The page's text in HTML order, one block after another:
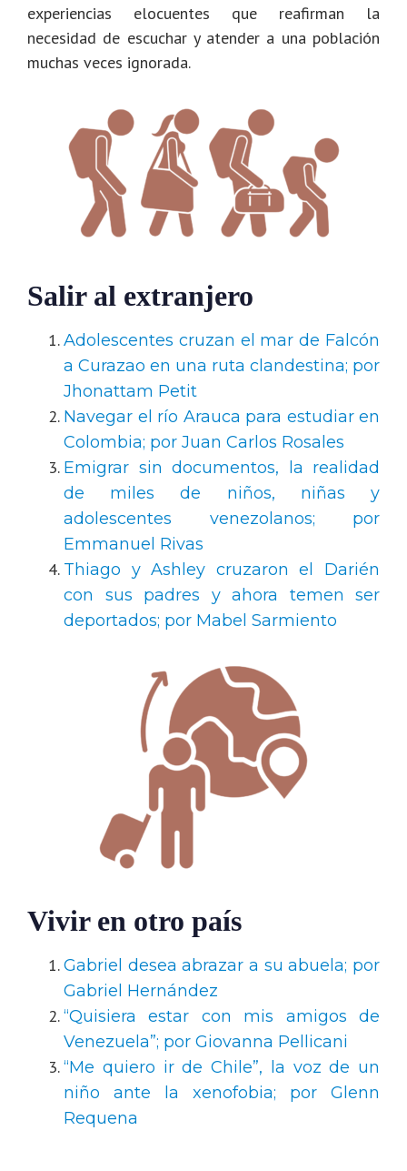
experiencias elocuentes que reafirman la
necesidad de escuchar y atender a una población
muchas veces ignorada.
Salir al extranjero
Adolescentes cruzan el mar de Falcón
a Curazao en una ruta clandestina; por
Jhonattam Petit
Navegar el río Arauca para estudiar en
Colombia; por Juan Carlos Rosales
Emigrar sin documentos, la realidad
de miles de niños, niñas y
adolescentes venezolanos; por
Emmanuel Rivas
Thiago y Ashley cruzaron el Darién
con sus padres y ahora temen ser
deportados; por Mabel Sarmiento
Vivir en otro país
Gabriel desea abrazar a su abuela; por
Gabriel Hernández
“Quisiera estar con mis amigos de
Venezuela”; por Giovanna Pellicani
“Me quiero ir de Chile”, la voz de un
niño ante la xenofobia; por Glenn
Requena